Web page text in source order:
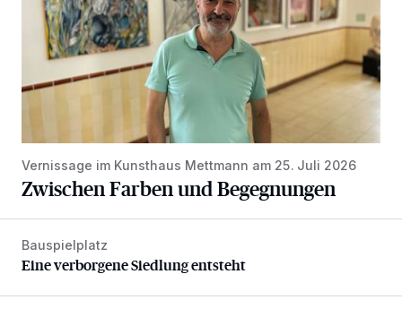
Vernissage im Kunsthaus Mettmann am 25. Juli 2026
Zwischen Farben und Begegnungen
Eine verborgene Siedlung entsteht
Bauspielplatz
Eine verborgene Siedlung entsteht